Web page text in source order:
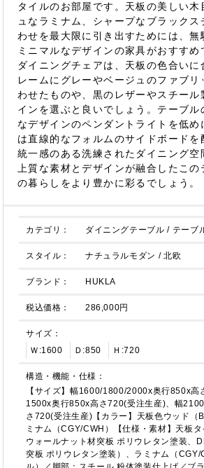
タイルのお部屋です。天板の美しい木
ュなラミナム、シャープなブラックス
わせを最大限に引き出すためには、無
ミニマルなデザインの家具がおすすめ
ダイニングチェアは、天板の色合いに
レームにグレーやベージュのファブリ
わせたものや、黒のレザーやスチール
インを選ぶと良いでしょう。テーブル
なデザインのペンダントライトを低め
は直線的なフォルムのサイドボードを
統一感のある洗練されたダイニング空
上質な素材とデザインが融合したこの
の暮らしをより豊かに彩るでしょう。
カテゴリ： ダイニングテーブル / テーブ
スタイル： ナチュラルモダン /北欧
ブランド： HUKLA
税込価格： 286,000円
サイズ：
Ｗ:1600
Ｄ:850 Ｈ:720
構造・機能・仕様：
【サイズ】幅1600/1800/2000x奥行850x高
1500x奥行850x高さ720(受注生産)、幅
さ720(受注生産)【カラー】天板色ウッド（
ミナム（CGY/CWH）【仕様・素材】天板
ウォールナット材突板 ポリウレタン塗装、
突板 ポリウレタン塗装）、ラミナム（CGY/